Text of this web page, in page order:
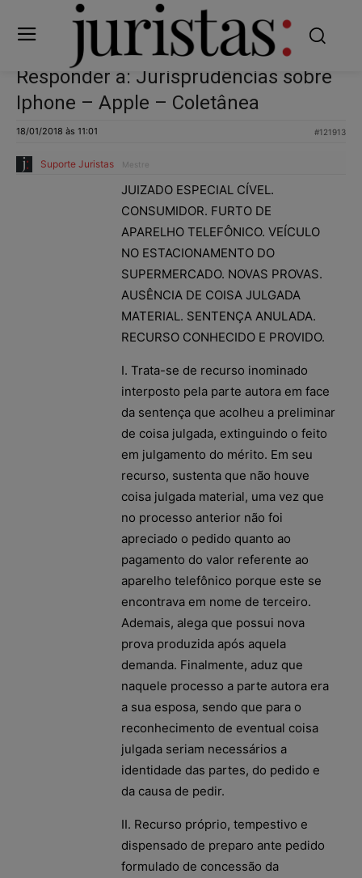
Responder a: Jurisprudências sobre
Iphone – Apple – Coletânea
18/01/2018 às 11:01 #121913
Suporte Juristas Mestre
JUIZADO ESPECIAL CÍVEL.
CONSUMIDOR. FURTO DE
APARELHO TELEFÔNICO. VEÍCULO
NO ESTACIONAMENTO DO
SUPERMERCADO. NOVAS PROVAS.
AUSÊNCIA DE COISA JULGADA
MATERIAL. SENTENÇA ANULADA.
RECURSO CONHECIDO E PROVIDO.
I. Trata-se de recurso inominado
interposto pela parte autora em face
da sentença que acolheu a preliminar
de coisa julgada, extinguindo o feito
em julgamento do mérito. Em seu
recurso, sustenta que não houve
coisa julgada material, uma vez que
no processo anterior não foi
apreciado o pedido quanto ao
pagamento do valor referente ao
aparelho telefônico porque este se
encontrava em nome de terceiro.
Ademais, alega que possui nova
prova produzida após aquela
demanda. Finalmente, aduz que
naquele processo a parte autora era
a sua esposa, sendo que para o
reconhecimento de eventual coisa
julgada seriam necessários a
identidade das partes, do pedido e
da causa de pedir.
II. Recurso próprio, tempestivo e
dispensado de preparo ante pedido
formulado de concessão da